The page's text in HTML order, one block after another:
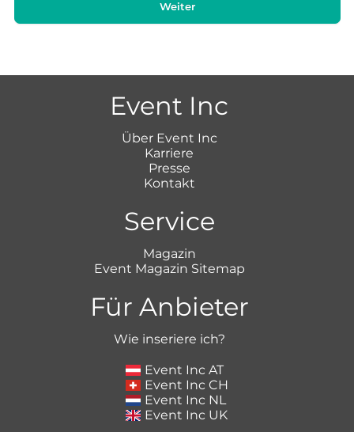
Weiter
Event Inc
Über Event Inc
Karriere
Presse
Kontakt
Service
Magazin
Event Magazin Sitemap
Für Anbieter
Wie inseriere ich?
Event Inc AT
Event Inc CH
Event Inc NL
Event Inc UK